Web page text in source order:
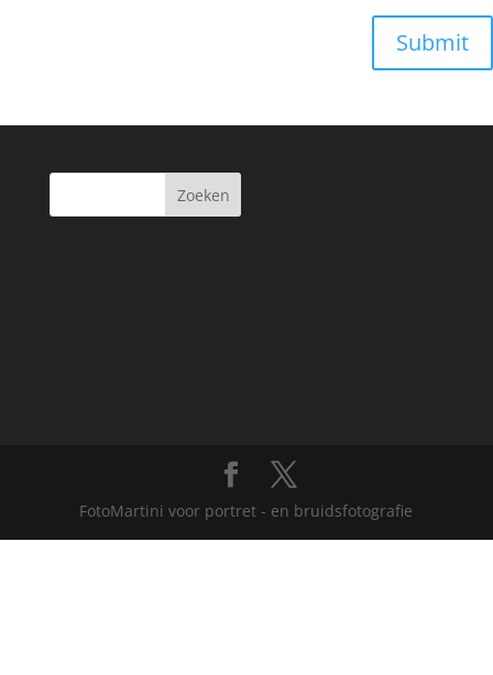
Submit
FotoMartini voor portret - en bruidsfotografie